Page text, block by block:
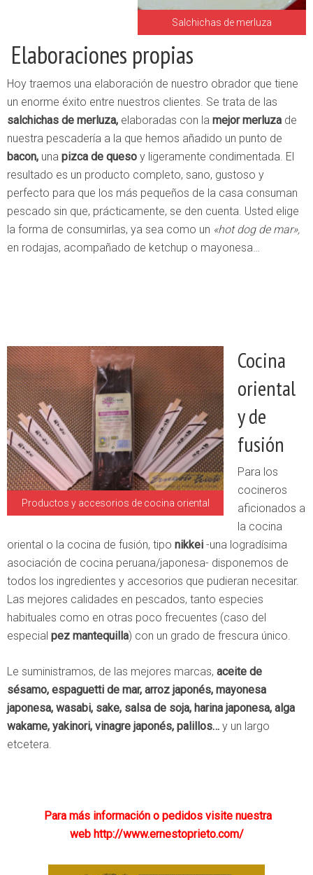
Salchichas de merluza
Elaboraciones propias
Hoy traemos una elaboración de nuestro obrador que tiene
un enorme éxito entre nuestros clientes. Se trata de las
salchichas de merluza, elaboradas con la mejor merluza de
nuestra pescadería a la que hemos añadido un punto de
bacon, una pizca de queso y ligeramente condimentada. El
resultado es un producto completo, sano, gustoso y
perfecto para que los más pequeños de la casa consuman
pescado sin que, prácticamente, se den cuenta. Usted elige
la forma de consumirlas, ya sea como un «hot dog de mar»,
en rodajas, acompañado de ketchup o mayonesa…
Productos y accesorios de cocina oriental
Cocina
oriental
y de
fusión
Para los
cocineros
aficionados a
la cocina
oriental o la cocina de fusión, tipo nikkei -una logradísima
asociación de cocina peruana/japonesa- disponemos de
todos los ingredientes y accesorios que pudieran necesitar.
Las mejores calidades en pescados, tanto especies
habituales como en otras poco frecuentes (caso del
especial pez mantequilla) con un grado de frescura único.
Le suministramos, de las mejores marcas, aceite de
sésamo, espaguetti de mar, arroz japonés, mayonesa
japonesa, wasabi, sake, salsa de soja, harina japonesa, alga
wakame, yakinori, vinagre japonés, palillos… y un largo
etcetera.
Para más información o pedidos visite nuestra
web http://www.ernestoprieto.com/